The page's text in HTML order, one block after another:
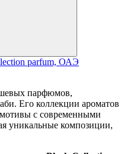
parfum, ОАЭ
парфюмов,
Его коллекции ароматов
с современными
уникальные композиции,